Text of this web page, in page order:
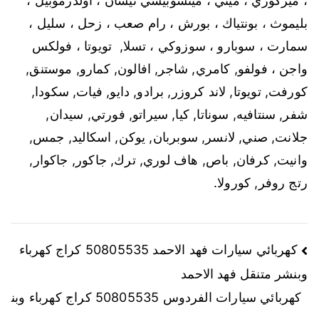
بليموث ، بونتياك ، بورش ، رام صعب ، زحل ، سليل ،
سمارت ، سوبارو ، سوزوكي ، تسلا, تويوتا ، فولكس
واجن ، فولفو, كامري, شاجر, افالون, كمارو, موستنق,
كورفت, تويوتا, لاند كروزر, برادو, دايو, فيات, سكودا,
شفر, سنتافيه, سوناتا, كيا, سيراتو, فورتي, سيدان,
جلانت, صني, لانسر, سوبربان, يوكن, اسكاليد, جمس,
وانيت, كرفان, باص, هاف لوري, ترك, جاكور, جاكوار,
رتج روفر, كورولا.
تصفّح
المقالات
كهربائي سيارات فهد الاحمد 50805535 كراج كهرباء
وبنشر متنقل فهد الاحمد
كهربائي سيارات الفردوس 50805535 كراج كهرباء وبن